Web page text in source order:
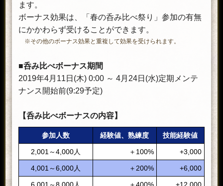
認
く
だ
さ
ます。
ボーナス効果は、「春の呑み比べ祭り」参加の有無
にかかわらず受けることができます。
※その他のボーナス効果と重複して効果を受けられます。
■呑み比べボーナス期間
2019年4月11日(木) 0:00 ～ 4月24日(水)定期メンテ
ナンス開始前(9:29予定)
【呑み比べボーナスの内容】
参加人数 経験値、熟練度 技能経験値
2,001～4,000人 ＋100% +3,000
4,001～6,000人 ＋200% +6,000